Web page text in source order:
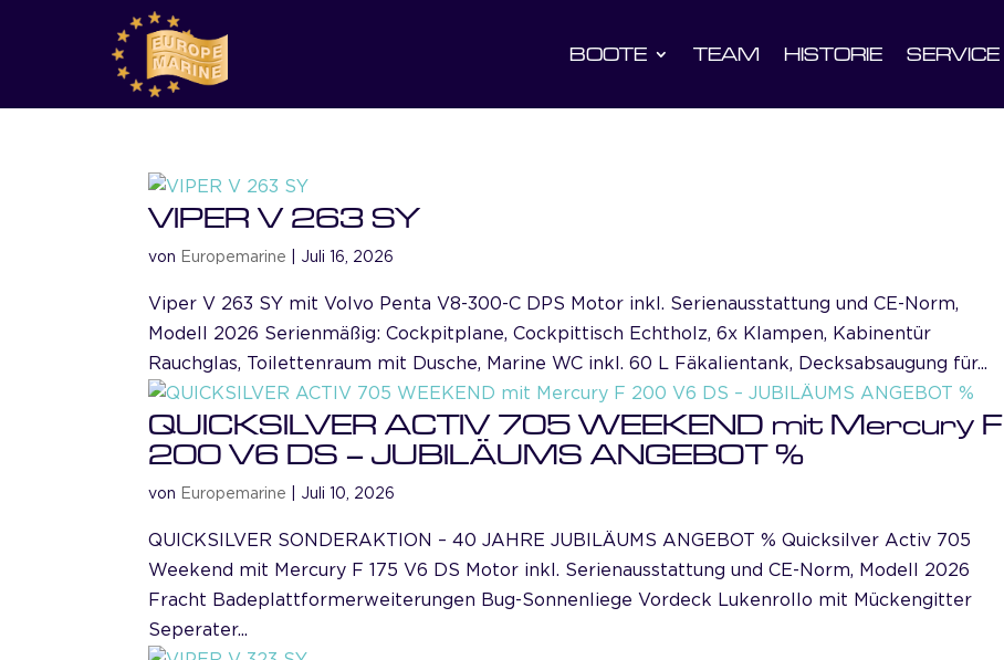
BOOTE TEAM HISTORIE SERVICE
VIPER V 263 SY
von Europemarine Juli 16, 2026
Viper V 263 SY mit Volvo Penta V8-300-C DPS Motor inkl. Serienausstattung und CE-Norm,
Modell 2026 Serienmäßig: Cockpitplane, Cockpittisch Echtholz, 6x Klampen, Kabinentür
Rauchglas, Toilettenraum mit Dusche, Marine WC inkl. 60 L Fäkalientank, Decksabsaugung für...
QUICKSILVER ACTIV 705 WEEKEND mit Mercury F
200 V6 DS – JUBILÄUMS ANGEBOT %
von Europemarine Juli 10, 2026
QUICKSILVER SONDERAKTION – 40 JAHRE JUBILÄUMS ANGEBOT % Quicksilver Activ 705
Weekend mit Mercury F 175 V6 DS Motor inkl. Serienausstattung und CE-Norm, Modell 2026
Fracht Badeplattformerweiterungen Bug-Sonnenliege Vordeck Lukenrollo mit Mückengitter
Seperater...